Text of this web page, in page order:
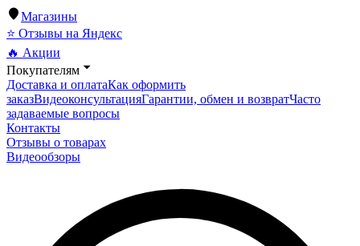
Магазины
⭐ Отзывы на Яндекс
🔥 Акции
Покупателям
Доставка и оплатаКак оформить
заказВидеоконсультацияГарантии, обмен и возвратЧасто
задаваемые вопросы
Контакты
Отзывы о товарах
Видеообзоры